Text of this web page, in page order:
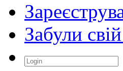
Забули